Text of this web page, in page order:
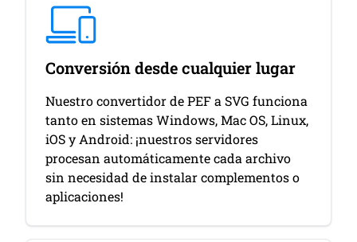
Conversión desde cualquier lugar
Nuestro convertidor de PEF a SVG funciona
tanto en sistemas Windows, Mac OS, Linux,
iOS y Android: ¡nuestros servidores
procesan automáticamente cada archivo
sin necesidad de instalar complementos o
aplicaciones!